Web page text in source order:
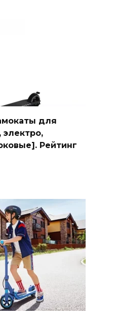
для
электро,
Рейтинг